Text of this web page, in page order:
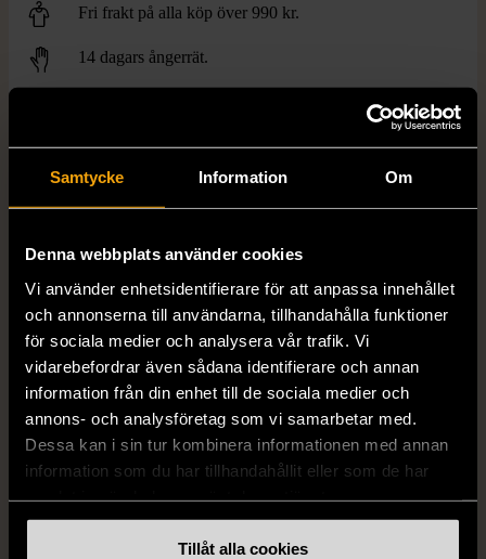
Samtycke Information Om
Denna webbplats använder cookies
Vi använder enhetsidentifierare för att anpassa innehållet
och annonserna till användarna, tillhandahålla funktioner
för sociala medier och analysera vår trafik. Vi
vidarebefordrar även sådana identifierare och annan
information från din enhet till de sociala medier och
annons- och analysföretag som vi samarbetar med.
Dessa kan i sin tur kombinera informationen med annan
information som du har tillhandahållit eller som de har
Tillåt alla cookies
Fri frakt på alla köp över 990 kr.
14 dagars ångerrät.
FRÅN SAMMA VARUMÄRKE